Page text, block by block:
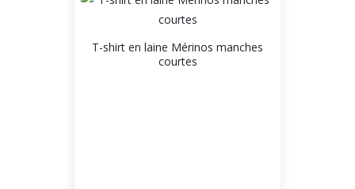
T-shirt en laine Mérinos manches
courtes